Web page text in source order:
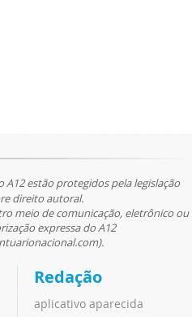
estão protegidos pela legislação
direito autoral.
meio de comunicação, eletrônico ou
expressa do A12
Redação
aplicativo aparecida